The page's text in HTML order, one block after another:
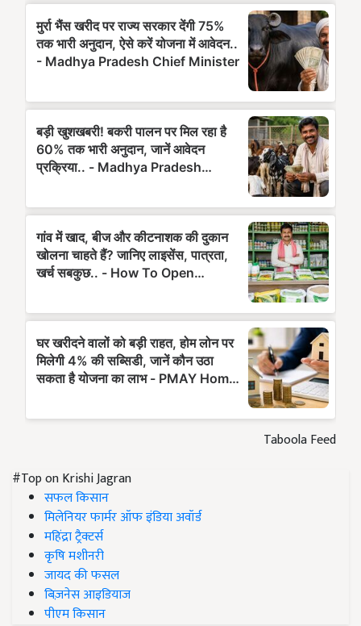
Taboola Feed
#Top on Krishi Jagran
सफल किसान
मिलेनियर फार्मर ऑफ इंडिया अवॉर्ड
महिंद्रा ट्रैक्टर्स
कृषि मशीनरी
जायद की फसल
बिज़नेस आइडियाज
पीएम किसान